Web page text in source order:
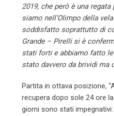
2019, che però è una
siamo nell’Olimpo della
soddisfatto soprattutto di
Grande – Pirelli si è
stati forti e abbiamo fatto
stato davvero da brividi ma
Partita in ottava posizione,
recupera dopo sole 24 ore
giorni sono stati